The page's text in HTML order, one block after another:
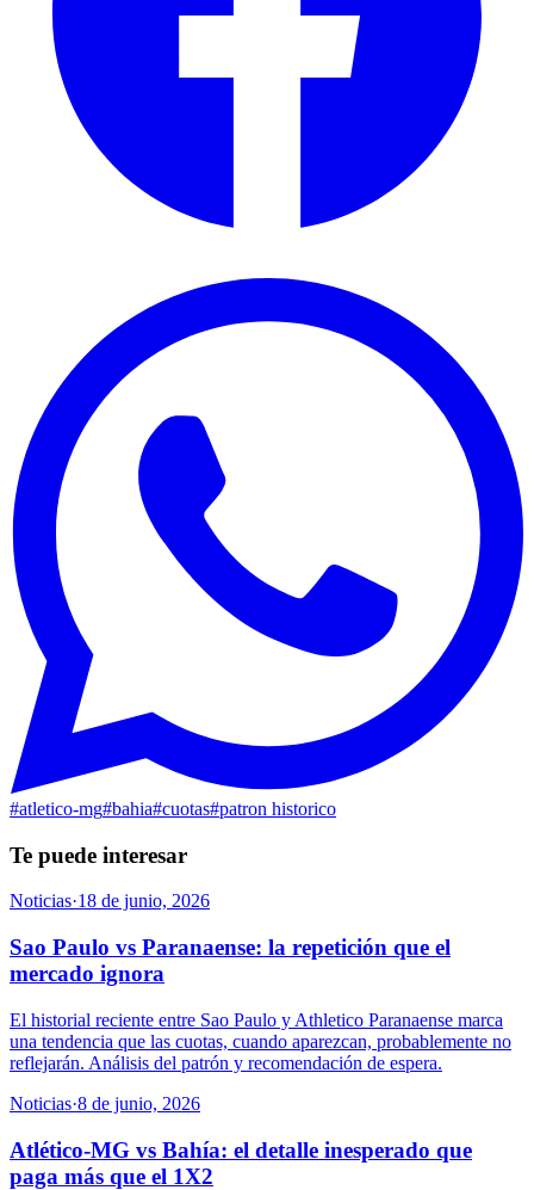
#atletico-mg#bahia#cuotas#patron historico
Te puede interesar
Noticias·18 de junio, 2026
Sao Paulo vs Paranaense: la repetición que el
mercado ignora
El historial reciente entre Sao Paulo y Athletico Paranaense marca
una tendencia que las cuotas, cuando aparezcan, probablemente no
reflejarán. Análisis del patrón y recomendación de espera.
Noticias·8 de junio, 2026
Atlético-MG vs Bahía: el detalle inesperado que
paga más que el 1X2